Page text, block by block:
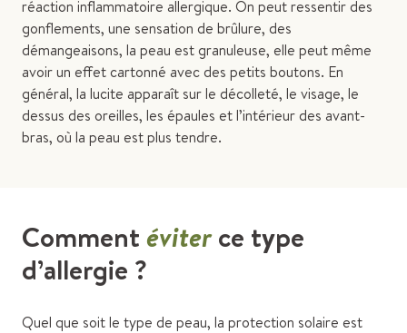
réaction inflammatoire allergique. On peut ressentir des
gonflements, une sensation de brûlure, des
démangeaisons, la peau est granuleuse, elle peut même
avoir un effet cartonné avec des petits boutons. En
général, la lucite apparaît sur le décolleté, le visage, le
dessus des oreilles, les épaules et l’intérieur des avant-
bras, où la peau est plus tendre.
Commentéviterce type
d’allergie ?
Quel que soit le type de peau, la protection solaire est